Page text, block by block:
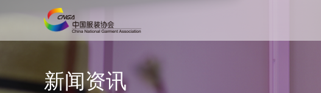
新闻资讯